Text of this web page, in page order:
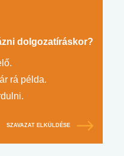
dolgozatíráskor?
rá példa.
SZAVAZAT ELKÜLDÉSE